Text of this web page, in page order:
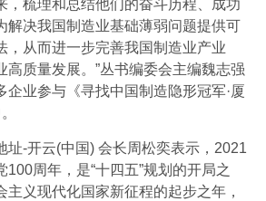
，梳理和总结他们的奋斗历程、成功
解决我国制造业基础薄弱问题提供可
，从而进一步完善我国制造业产业
高质量发展。”丛书编委会主编魏志强
企业参与《寻找中国制造隐形冠军·厦
-开云(中国) 会长周松奕表示，2021
周年，是“十四五”规划的开局之
主义现代化国家新征程的起步之年，